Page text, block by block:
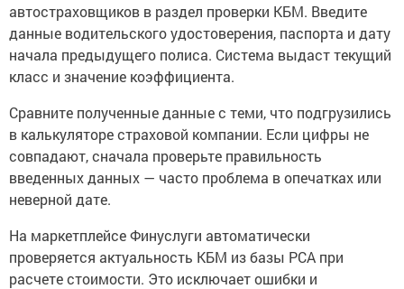
автостраховщиков в раздел проверки КБМ. Введите
данные водительского удостоверения, паспорта и дату
начала предыдущего полиса. Система выдаст текущий
класс и значение коэффициента.
Сравните полученные данные с теми, что подгрузились
в калькуляторе страховой компании. Если цифры не
совпадают, сначала проверьте правильность
введенных данных — часто проблема в опечатках или
неверной дате.
На маркетплейсе Финуслуги автоматически
проверяется актуальность КБМ из базы РСА при
расчете стоимости. Это исключает ошибки и